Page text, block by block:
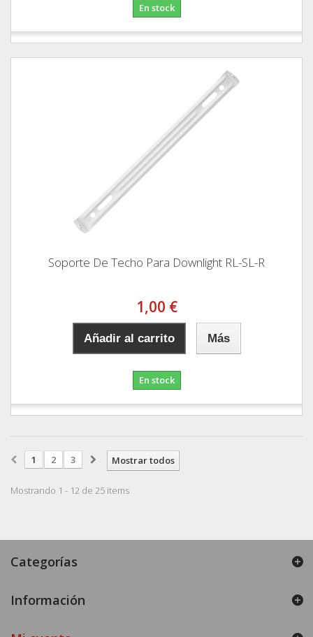
En stock
Soporte De Techo Para Downlight RL-SL-R
1,00 €
Añadir al carrito Más
En stock
Mostrar todos
1 2 3
Mostrando 1 - 12 de 25 items
Categorías
Información